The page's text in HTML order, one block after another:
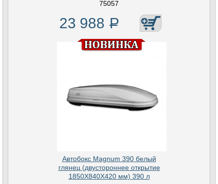
75057
23 988 Р
Автобокс Magnum 390 белый
глянец (двустороннее открытие
1850Х840Х420 мм) 390 л